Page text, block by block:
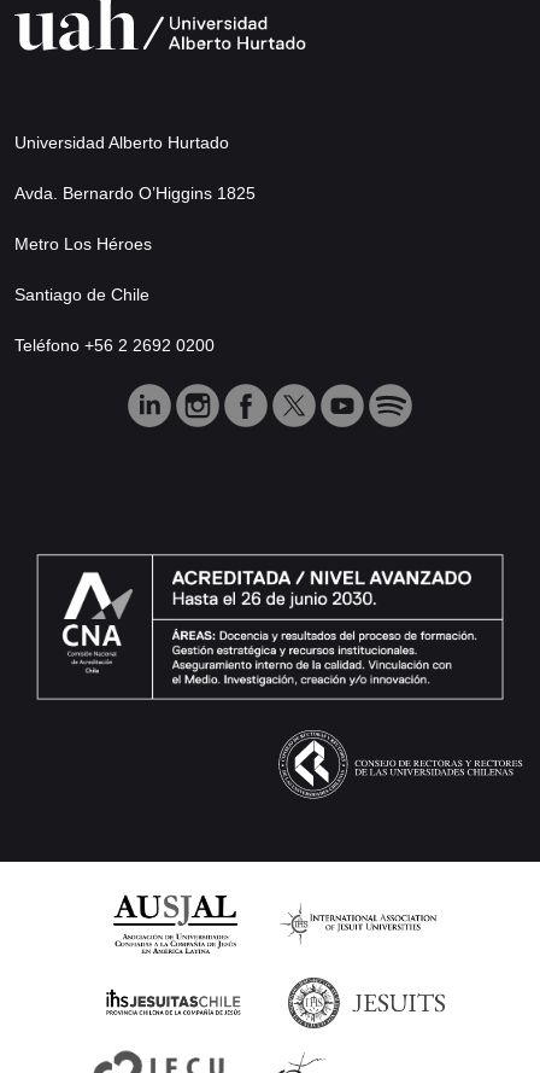
Universidad Alberto Hurtado
Avda. Bernardo O’Higgins 1825
Metro Los Héroes
Santiago de Chile
Teléfono +56 2 2692 0200